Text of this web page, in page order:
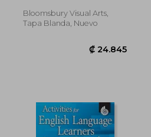
Bloomsbury Visual Arts,
Tapa Blanda, Nuevo